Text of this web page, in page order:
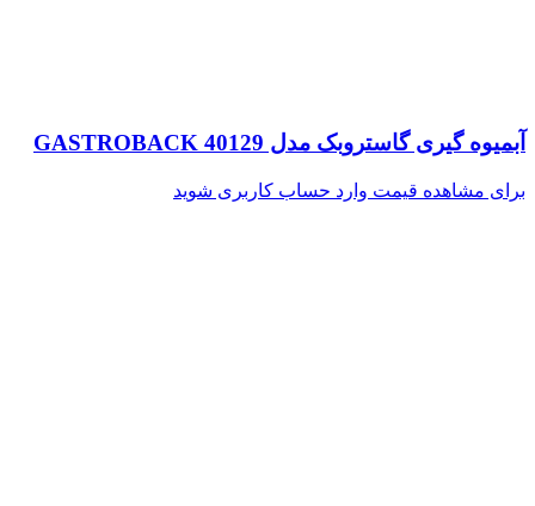
آبمیوه گیری گاستروبک مدل GASTROBACK 40129
برای مشاهده قیمت وارد حساب کاربری شوید